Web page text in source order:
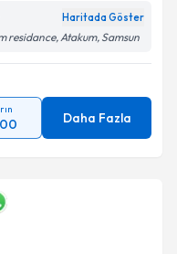
Haritada Göster
residance, Atakum, Samsun
Daha Fazla